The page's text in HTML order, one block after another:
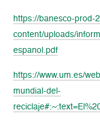
https://banesco-prod-
content/uploads/
espanol.pdf
https://www.um.es/
mundial-del-